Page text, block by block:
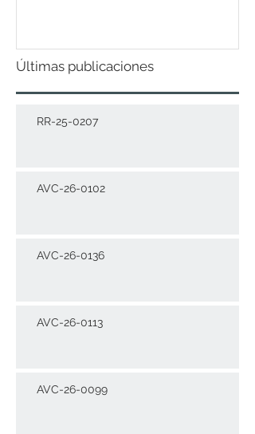
Últimas publicaciones
RR-25-0207
AVC-26-0102
AVC-26-0136
AVC-26-0113
AVC-26-0099